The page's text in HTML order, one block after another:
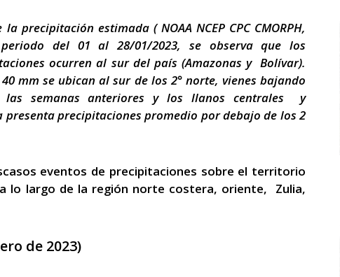
precipitación estimada ( NOAA NCEP CPC CMORPH,
del 01 al 28/01/2023, se observa que los
ocurren al sur del país (Amazonas y Bolívar).
mm se ubican al sur de los 2° norte, vienes bajando
las semanas anteriores y los llanos centrales y
presenta precipitaciones promedio por debajo de los 2
eventos de precipitaciones sobre el territorio
lo largo de la región norte costera, oriente, Zulia,
de 2023)